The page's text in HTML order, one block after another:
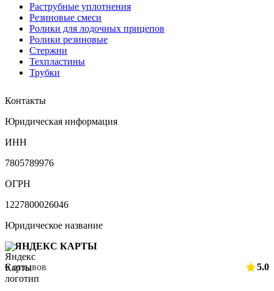
Раструбные уплотнения
Резиновые смеси
Ролики для лодочных прицепов
Ролики резиновые
Стержни
Техпластины
Трубки
Контакты
Юридическая информация
ИНН
7805789976
ОГРН
1227800026046
Юридическое название
ЯНДЕКС КАРТЫ
6 отзывов
5.0